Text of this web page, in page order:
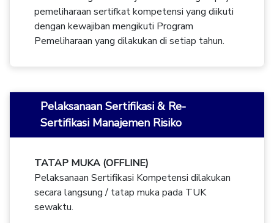
pemeliharaan sertifkat kompetensi yang diikuti
dengan kewajiban mengikuti Program
Pemeliharaan yang dilakukan di setiap tahun.
Pelaksanaan Sertifikasi & Re-
Sertifikasi Manajemen Risiko
TATAP MUKA (OFFLINE)
Pelaksanaan Sertifikasi Kompetensi dilakukan
secara langsung / tatap muka pada TUK
sewaktu.